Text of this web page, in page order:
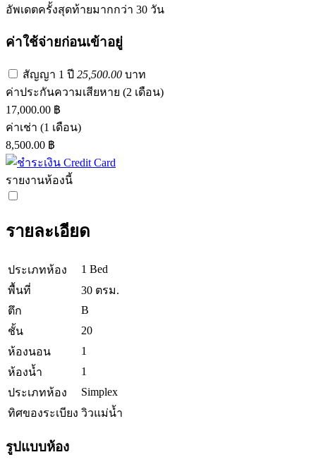
อัพเดตครั้งสุดท้ายมากกว่า 30 วัน
ค่าใช้จ่ายก่อนเข้าอยู่
สัญญา 1 ปี 25,500.00 บาท
ค่าประกันความเสียหาย (2 เดือน)
17,000.00 ฿
ค่าเช่า (1 เดือน)
8,500.00 ฿
รายงานห้องนี้
รายละเอียด
ประเภทห้อง
1 Bed
พื้นที่
30 ตรม.
ตึก
B
ชั้น
20
ห้องนอน
1
ห้องน้ำ
1
ประเภทห้อง
Simplex
ทิศของระเบียง วิวแม่น้ำ
รูปแบบห้อง